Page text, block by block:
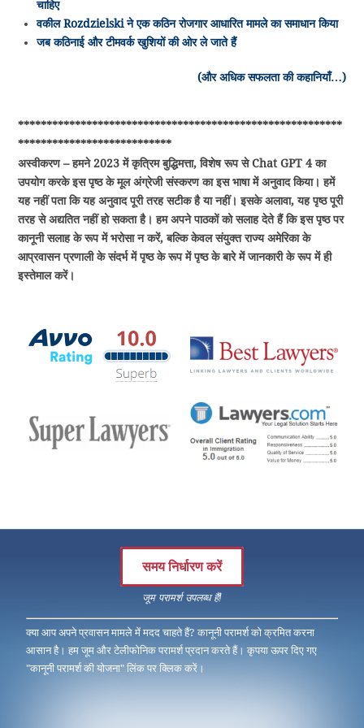
चाहिए
वकील Rozdzielski ने एक कठिन रोजगार आधारित मामले का समाधान किया
जब कठिनाई और टीमवर्क खुशियों की ओर ले जाते हैं
(और अधिक सफलता की कहानियाँ…)
*********************************************************
***************************
अस्वीकरण – हमने 2023 में कृत्रिम बुद्धिमत्ता, विशेष रूप से Chat GPT 4 का
उपयोग करके इस पृष्ठ के मूल अंग्रेजी संस्करण का इस भाषा में अनुवाद किया। हमें
यह नहीं पता कि यह अनुवाद पूरी तरह सटीक है या नहीं। इसके अलावा, यह पृष्ठ पूरी
तरह से अद्यतित नहीं हो सकता है। हम अपने पाठकों को सलाह देते हैं कि इस पृष्ठ पर
कानूनी सलाह के रूप में भरोसा न करें, बल्कि केवल संयुक्त राज्य अमेरिका के
आप्रवासन प्रणाली के संदर्भ में पृष्ठ के रूप में पृष्ठ के बारे में जानकारी के रूप में ही
इस्तेमाल करें।
समय निर्धारण करें
जूम परामर्श उपलब्ध हैं!
क्या आप अपने प्रवासन मामले में मदद चाहते हैं? कानूनी परामर्श को क्रमित करना
आसान है। हम जूम और टेलीफोनिक परामर्श प्रदान करते हैं। कृपया ऊपर दिए गए
"कानूनी परामर्श की योजना" लिंक पर क्लिक करें।